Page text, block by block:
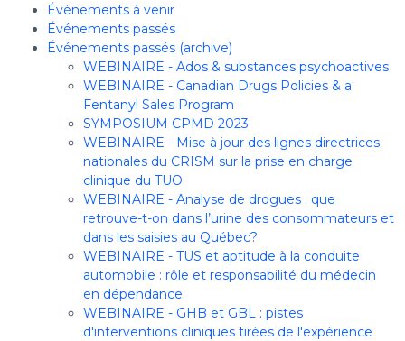
Événements à venir
Événements passés
Événements passés (archive)
WEBINAIRE - Ados & substances psychoactives
WEBINAIRE - Canadian Drugs Policies & a
Fentanyl Sales Program
SYMPOSIUM CPMD 2023
WEBINAIRE - Mise à jour des lignes directrices
nationales du CRISM sur la prise en charge
clinique du TUO
WEBINAIRE - Analyse de drogues : que
retrouve-t-on dans l’urine des consommateurs et
dans les saisies au Québec?
WEBINAIRE - TUS et aptitude à la conduite
automobile : rôle et responsabilité du médecin
en dépendance
WEBINAIRE - GHB et GBL : pistes
d'interventions cliniques tirées de l'expérience